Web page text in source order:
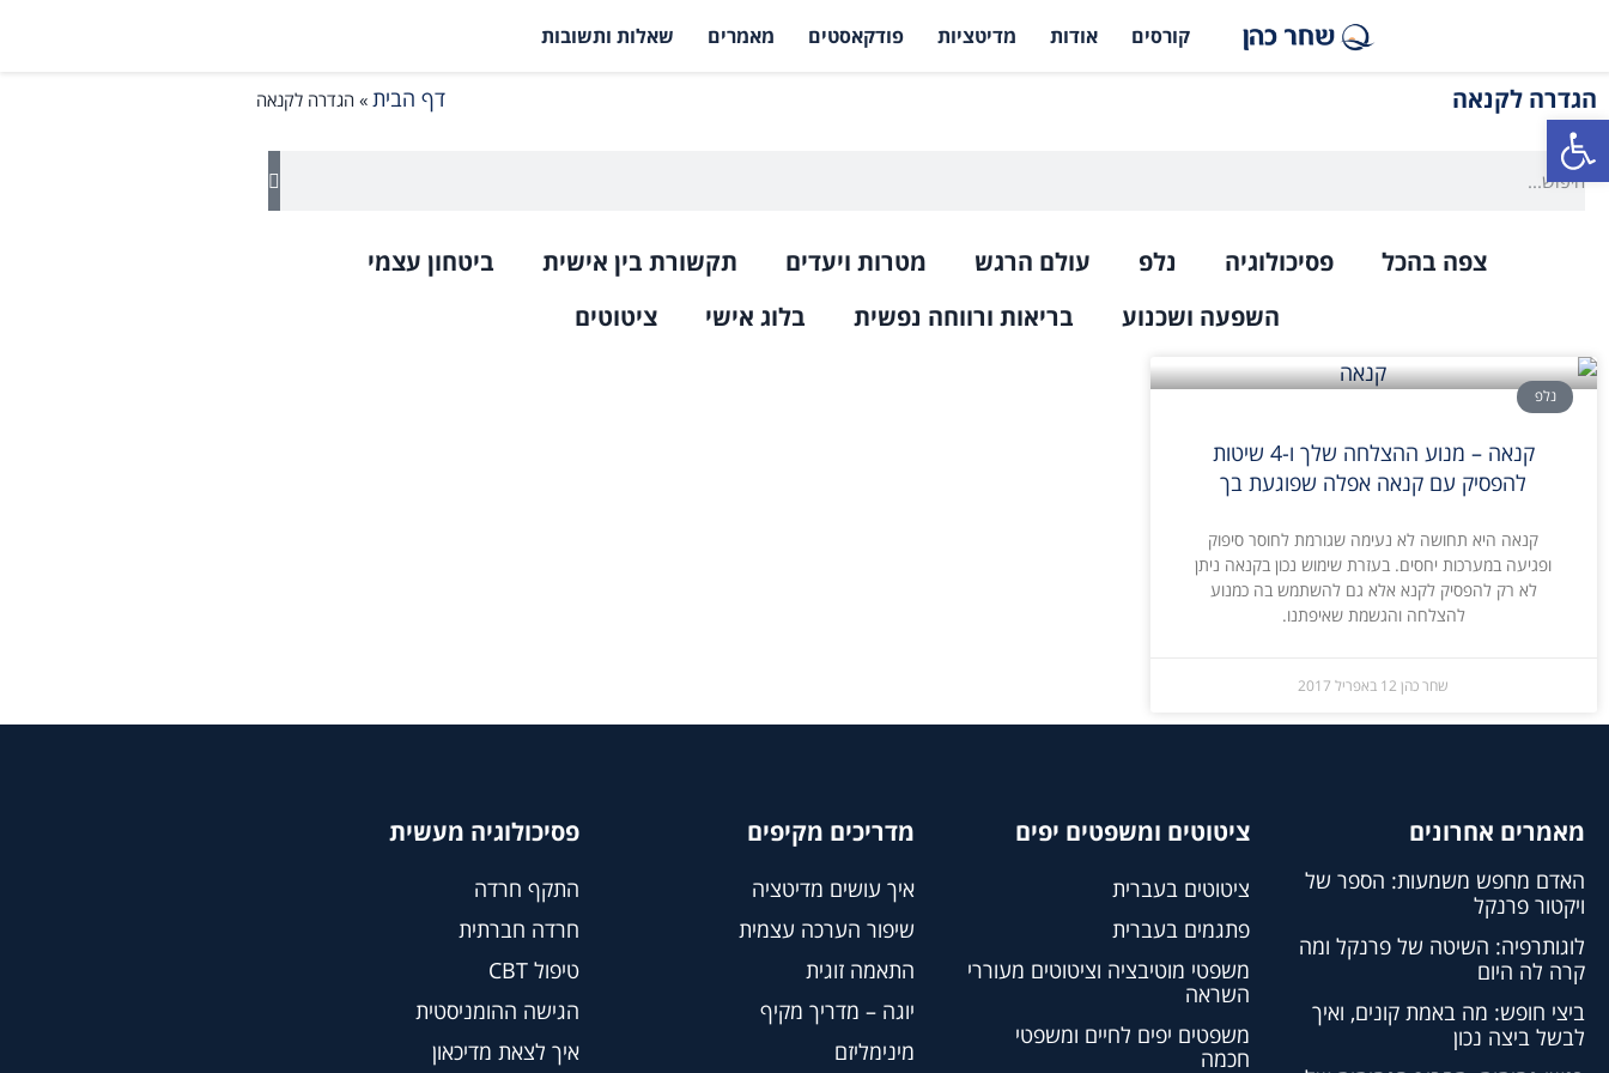
פתח סרגל נגישות
קורסים אודות מדיטציות פודקאסטים מאמרים שאלות ותשובות
הגדרה לקנאה דף הבית » הגדרה לקנאה
צפה בהכל פסיכולוגיה נלפ עולם הרגש מטרות ויעדים תקשורת בין אישית
ביטחון עצמי
השפעה ושכנוע
בריאות ורווחה נפשית בלוג אישי ציטוטים
נלפ
קנאה – מנוע ההצלחה שלך ו-4 שיטות
להפסיק עם קנאה אפלה שפוגעת בך
קנאה היא תחושה לא נעימה שגורמת לחוסר סיפוק
ופגיעה במערכות יחסים. בעזרת שימוש נכון בקנאה ניתן
לא רק להפסיק לקנא אלא גם להשתמש בה כמנוע
להצלחה והגשמת שאיפתנו.
שחר כהן 12 באפריל 2017
מאמרים אחרונים
האדם מחפש משמעות: הספר של
ויקטור פרנקל
לוגותרפיה: השיטה של פרנקל ומה
קרה לה היום
ביצי חופש: מה באמת קונים, ואיך
לבשל ביצה נכון
ציטוטים ומשפטים יפים
ציטוטים בעברית
פתגמים בעברית
משפטי מוטיבציה וציטוטים מעוררי
השראה
משפטים יפים לחיים ומשפטי
חכמה
מדריכים מקיפים
איך עושים מדיטציה
שיפור הערכה עצמית
התאמה זוגית
יוגה – מדריך מקיף
מינימליזם
פסיכולוגיה מעשית
התקף חרדה
חרדה חברתית
טיפול CBT
הגישה ההומניסטית
איך לצאת מדיכאון